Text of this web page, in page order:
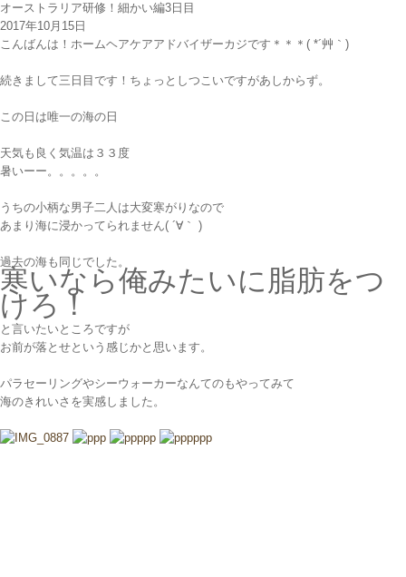
オーストラリア研修！細かい編3日目
2017年10月15日
こんばんは！ホームヘアケアアドバイザーカジです＊＊＊( *´艸｀)
続きまして三日目です！ちょっとしつこいですがあしからず。
この日は唯一の海の日
天気も良く気温は３３度
暑いーー。。。。。
うちの小柄な男子二人は大変寒がりなので
あまり海に浸かってられません( ´∀｀ )
過去の海も同じでした。
寒いなら俺みたいに脂肪をつ
けろ！
と言いたいところですが
お前が落とせという感じかと思います。
パラセーリングやシーウォーカーなんてのもやってみて
海のきれいさを実感しました。